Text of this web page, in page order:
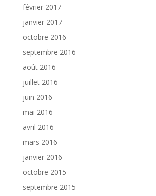
février 2017
janvier 2017
octobre 2016
septembre 2016
août 2016
juillet 2016
juin 2016
mai 2016
avril 2016
mars 2016
janvier 2016
octobre 2015
septembre 2015